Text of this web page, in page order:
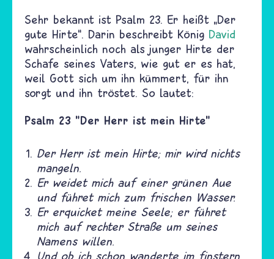
Sehr bekannt ist Psalm 23. Er heißt „Der
gute Hirte“. Darin beschreibt König David
wahrscheinlich noch als junger Hirte der
Schafe seines Vaters, wie gut er es hat,
weil Gott sich um ihn kümmert, für ihn
sorgt und ihn tröstet. So lautet:
Psalm 23 "Der Herr ist mein Hirte"
Der Herr ist mein Hirte; mir wird nichts
mangeln.
Er weidet mich auf einer grünen Aue
und führet mich zum frischen Wasser.
Er erquicket meine Seele; er führet
mich auf rechter Straße um seines
Namens willen.
Und ob ich schon wanderte im finstern